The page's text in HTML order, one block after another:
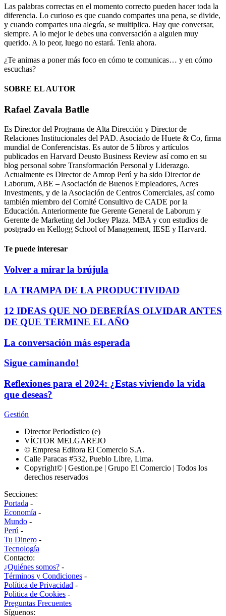
Las palabras correctas en el momento correcto pueden hacer toda la
diferencia. Lo curioso es que cuando compartes una pena, se divide,
y cuando compartes una alegría, se multiplica. Hay que conversar,
siempre. A lo mejor le debes una conversación a alguien muy
querido. A lo peor, luego no estará. Tenla ahora.
¿Te animas a poner más foco en cómo te comunicas… y en cómo
escuchas?
SOBRE EL AUTOR
Rafael Zavala Batlle
Es Director del Programa de Alta Dirección y Director de
Relaciones Institucionales del PAD. Asociado de Huete & Co, firma
mundial de Conferencistas. Es autor de 5 libros y artículos
publicados en Harvard Deusto Business Review así como en su
blog personal sobre Transformación Personal y Liderazgo.
Actualmente es Director de Amrop Perú y ha sido Director de
Laborum, ABE – Asociación de Buenos Empleadores, Acres
Investments, y de la Asociación de Centros Comerciales, así como
también miembro del Comité Consultivo de CADE por la
Educación. Anteriormente fue Gerente General de Laborum y
Gerente de Marketing del Jockey Plaza. MBA y con estudios de
postgrado en Kellogg School of Management, IESE y Harvard.
Te puede interesar
Volver a mirar la brújula
LA TRAMPA DE LA PRODUCTIVIDAD
12 IDEAS QUE NO DEBERÍAS OLVIDAR ANTES
DE QUE TERMINE EL AÑO
La conversación más esperada
Sigue caminando!
Reflexiones para el 2024: ¿Estas viviendo la vida
que deseas?
Gestión
Director Periodístico (e)
VÍCTOR MELGAREJO
© Empresa Editora El Comercio S.A.
Calle Paracas #532, Pueblo Libre, Lima.
Copyright© | Gestion.pe | Grupo El Comercio | Todos los
derechos reservados
Secciones:
Portada -
Economía -
Mundo -
Perú -
Tu Dinero -
Tecnología
Contacto:
¿Quiénes somos? -
Términos y Condiciones -
Política de Privacidad -
Politica de Cookies -
Preguntas Frecuentes
Síguenos: